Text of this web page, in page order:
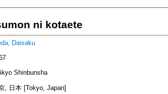
ni kotaete
Daisaku
Shinbunsha
, 日本 [Tokyo, Japan]